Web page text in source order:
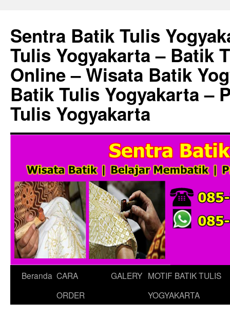
Sentra Batik Tulis
Tulis Yogyakarta – Batik
Online – Wisata Batik
Batik Tulis Yogyakarta –
Tulis Yogyakarta
Beranda CARA
ORDER
GALERY MOTIF BATIK TULIS
YOGYAKARTA